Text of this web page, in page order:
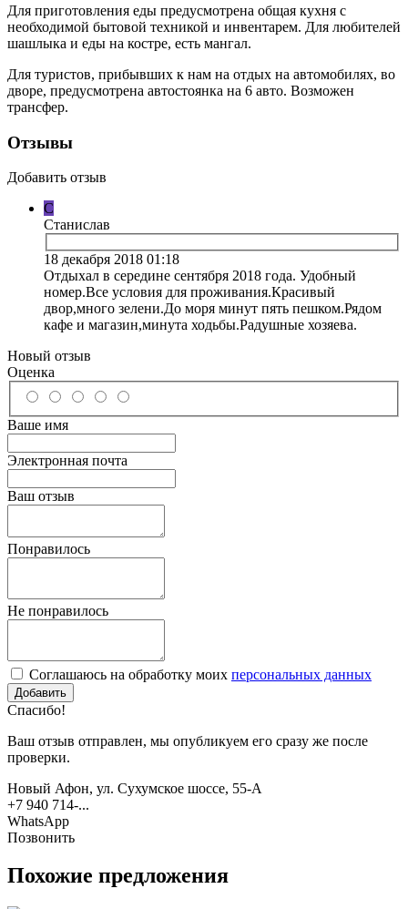
Для приготовления еды предусмотрена общая кухня с
необходимой бытовой техникой и инвентарем. Для любителей
шашлыка и еды на костре, есть мангал.
Для туристов, прибывших к нам на отдых на автомобилях, во
дворе, предусмотрена автостоянка на 6 авто. Возможен
трансфер.
Отзывы
Добавить отзыв
С
Станислав
18 декабря 2018 01:18
Отдыхал в середине сентября 2018 года. Удобный
номер.Все условия для проживания.Красивый
двор,много зелени.До моря минут пять пешком.Рядом
кафе и магазин,минута ходьбы.Радушные хозяева.
Новый отзыв
Оценка
Ваше имя
Электронная почта
Ваш отзыв
Понравилось
Не понравилось
Соглашаюсь на обработку моих персональных данных
Спасибо!
Ваш отзыв отправлен, мы опубликуем его сразу же после
проверки.
Новый Афон, ул. Сухумское шоссе, 55-А
+7 940 714-...
WhatsApp
Позвонить
Похожие предложения